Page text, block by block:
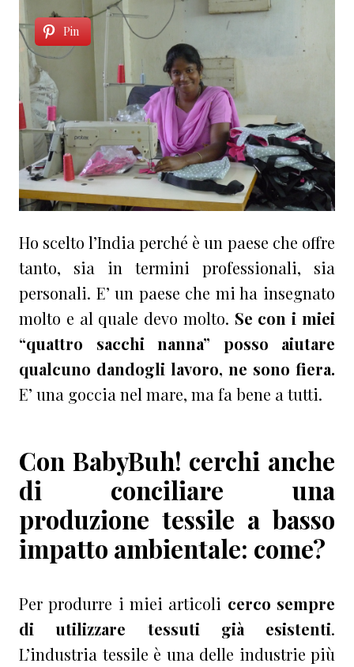
Pin
Ho scelto l’India perché è un paese che offre
tanto, sia in termini professionali, sia
personali. E’ un paese che mi ha insegnato
molto e al quale devo molto. Se con i miei
“quattro sacchi nanna” posso aiutare
qualcuno dandogli lavoro, ne sono fiera.
E’ una goccia nel mare, ma fa bene a tutti.
Con BabyBuh! cerchi anche
di conciliare una
produzione tessile a basso
impatto ambientale: come?
Per produrre i miei articoli cerco sempre
di utilizzare tessuti già esistenti.
L’industria tessile è una delle industrie più